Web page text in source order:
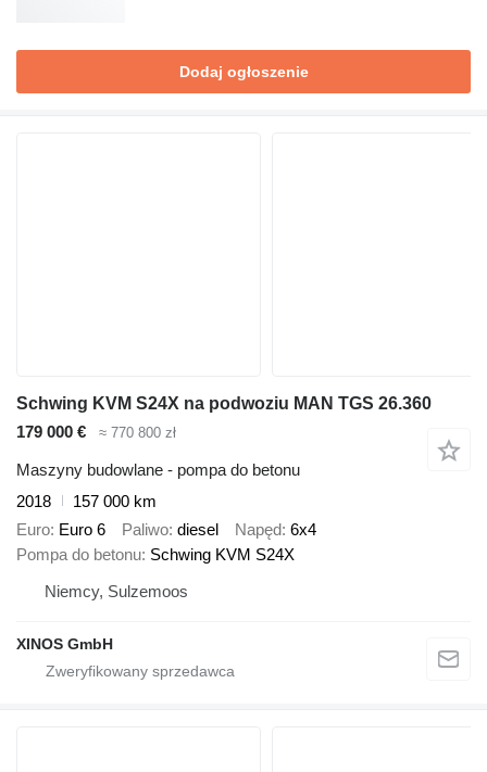
Dodaj ogłoszenie
Schwing KVM S24X na podwoziu MAN TGS 26.360
179 000 €
≈ 770 800 zł
Maszyny budowlane - pompa do betonu
2018
157 000 km
Euro Euro 6 Paliwo diesel Napęd 6x4
Pompa do betonu Schwing KVM S24X
Niemcy, Sulzemoos
XINOS GmbH